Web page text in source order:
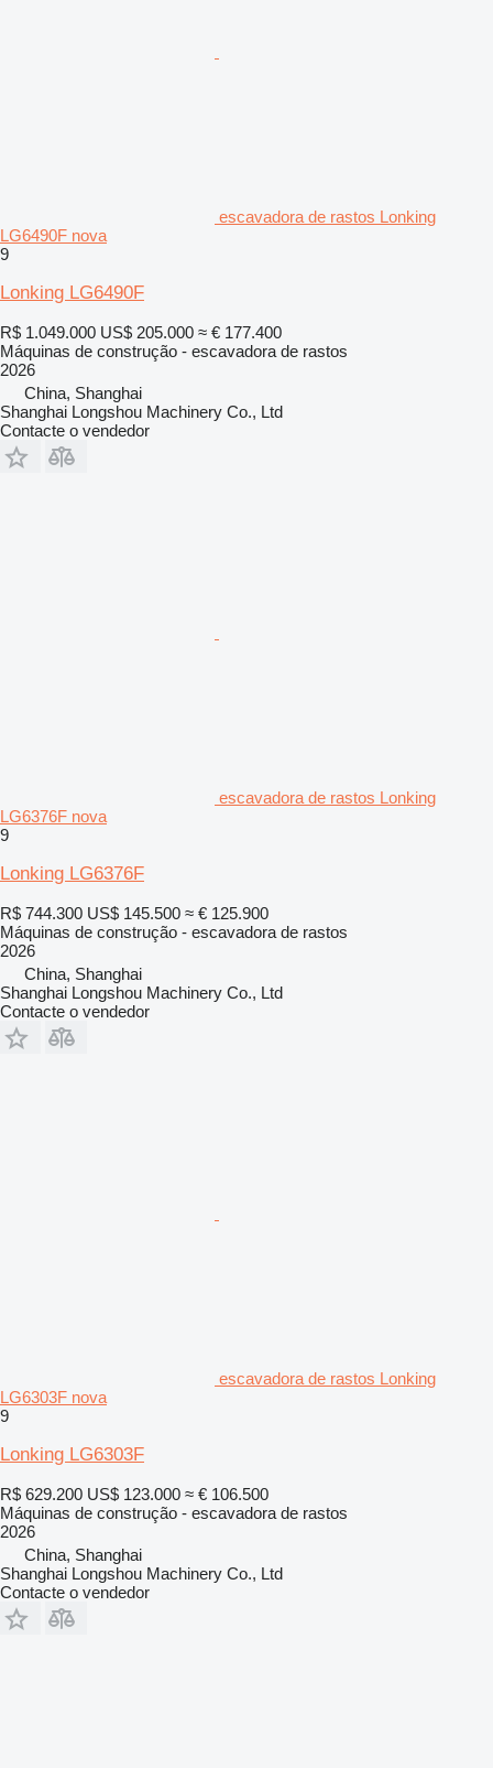
escavadora de rastos Lonking
LG6490F nova
9
Lonking LG6490F
R$ 1.049.000 US$ 205.000 ≈ € 177.400
Máquinas de construção - escavadora de rastos
2026
China, Shanghai
Shanghai Longshou Machinery Co., Ltd
Contacte o vendedor
escavadora de rastos Lonking
LG6376F nova
9
Lonking LG6376F
R$ 744.300 US$ 145.500 ≈ € 125.900
Máquinas de construção - escavadora de rastos
2026
China, Shanghai
Shanghai Longshou Machinery Co., Ltd
Contacte o vendedor
escavadora de rastos Lonking
LG6303F nova
9
Lonking LG6303F
R$ 629.200 US$ 123.000 ≈ € 106.500
Máquinas de construção - escavadora de rastos
2026
China, Shanghai
Shanghai Longshou Machinery Co., Ltd
Contacte o vendedor